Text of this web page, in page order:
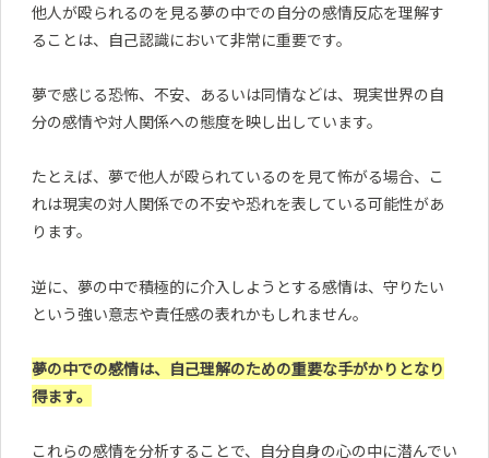
他人が殴られるのを見る夢の中での自分の感情反応を理解す
ることは、自己認識において非常に重要です。
夢で感じる恐怖、不安、あるいは同情などは、現実世界の自
分の感情や対人関係への態度を映し出しています。
たとえば、夢で他人が殴られているのを見て怖がる場合、こ
れは現実の対人関係での不安や恐れを表している可能性があ
ります。
逆に、夢の中で積極的に介入しようとする感情は、守りたい
という強い意志や責任感の表れかもしれません。
夢の中での感情は、自己理解のための重要な手がかりとなり
得ます。
これらの感情を分析することで、自分自身の心の中に潜んでい